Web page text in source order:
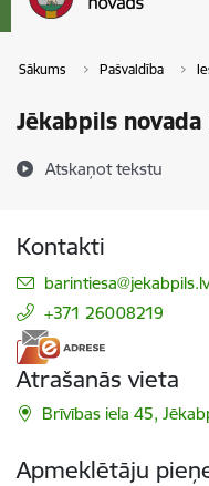
Sākums Pašvaldība
Jēkabpils
Atskaņot tekstu
Kontakti
E-pasts:
barintiesa@jekabpils.lv
+371 26008219
Atrašanās vieta
Brīvības iela 45,
Apmeklētāju